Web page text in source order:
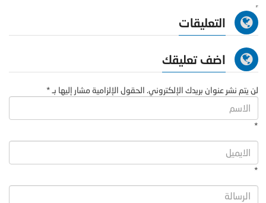
التعليقات
اضف تعليقك
لن يتم نشر عنوان بريدك الإلكتروني. الحقول الإلزامية مشار إليها بـ *
*
*